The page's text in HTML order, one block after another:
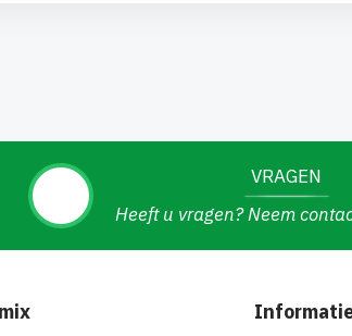
VRAGEN
Heeft u vragen? Neem